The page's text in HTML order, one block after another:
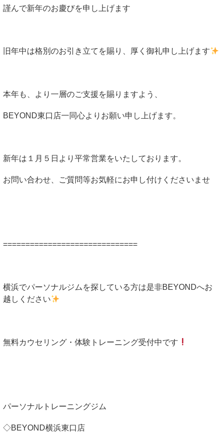
謹んで新年のお慶びを申し上げます
旧年中は格別のお引き立てを賜り、厚く御礼申し上げます
本年も、より一層のご支援を賜りますよう、
BEYOND東口店一同心よりお願い申し上げます。
新年は１月５日より平常営業をいたしております。
お問い合わせ、ご質問等お気軽にお申し付けくださいませ
==============================
横浜でパーソナルジムを探している方は是非BEYONDへお
越しください
無料カウセリング・体験トレーニング受付中です
パーソナルトレーニングジム
◇BEYOND横浜東口店